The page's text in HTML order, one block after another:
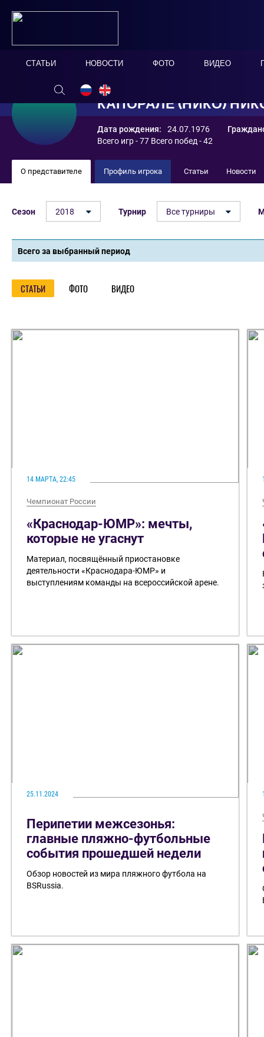
СТАТЬИ НОВОСТИ ФОТО ВИДЕО
КАПОРАЛЕ (НИКО)
Дата рождения: 24.07.1976
Всего игр - 77 Всего побед - 42
О представителе Профиль игрока Статьи Новости
Сезон 2018 Турнир Все турниры
Всего за выбранный период
СТАТЬИ ФОТО ВИДЕО
14 МАРТА, 22:45
Чемпионат России
«Краснодар-ЮМР»: мечты,
которые не угаснут
Материал, посвящённый приостановке
деятельности «Краснодара-ЮМР» и
выступлениям команды на всероссийской арене.
25.11.2024
Перипетии межсезонья:
главные пляжно-футбольные
события прошедшей недели
Обзор новостей из мира пляжного футбола на
BSRussia.